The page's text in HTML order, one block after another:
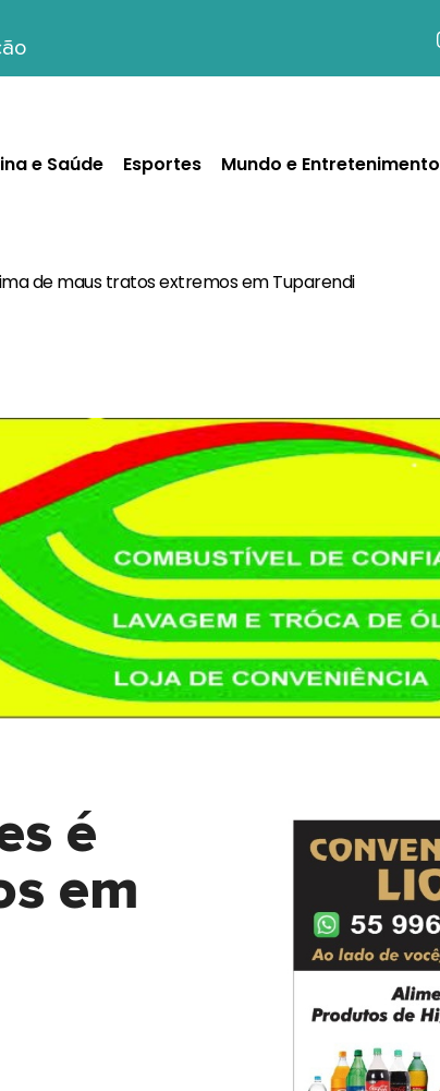
e Saúde Esportes Mundo e Entretenimento
de maus tratos extremos em Tuparendi
é
em